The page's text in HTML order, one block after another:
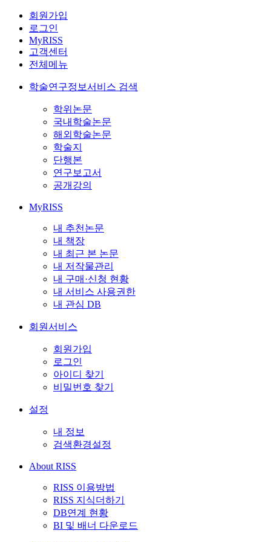
회원가입
로그인
MyRISS
고객센터
전체메뉴
학술연구정보서비스 검색
학위논문
국내학술논문
해외학술논문
학술지
단행본
연구보고서
공개강의
MyRISS
내 추천논문
내 책장
내 최근 본 논문
내 저작물관리
내 구매·신청 현황
내 서비스 사용권한
내 관심 DB
회원서비스
회원가입
로그인
아이디 찾기
비밀번호 찾기
설정
내 정보
검색환경설정
About RISS
RISS 이용방법
RISS 지식더하기
DB연계 현황
BI 및 배너 다운로드